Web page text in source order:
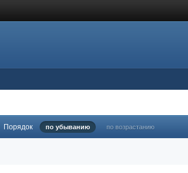
Порядок по убыванию по возрастанию